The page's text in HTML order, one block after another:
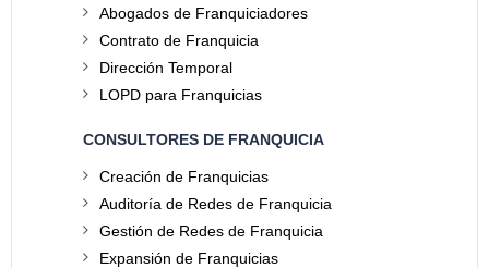
Abogados de Franquiciadores
Contrato de Franquicia
Dirección Temporal
LOPD para Franquicias
CONSULTORES DE FRANQUICIA
Creación de Franquicias
Auditoría de Redes de Franquicia
Gestión de Redes de Franquicia
Expansión de Franquicias